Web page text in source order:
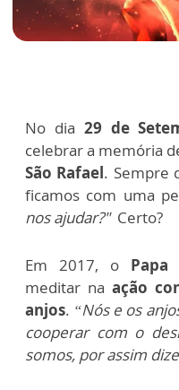
No dia 29 de
celebrar a memória
São Rafael. Sempre
ficamos com uma
nos ajudar?"Certo?
Em 2017, o Papa
meditar na ação
anjos. “Nós e os
cooperar com o
somos, por assim